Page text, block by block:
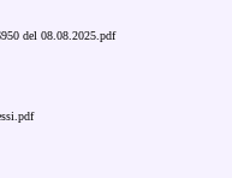
del 08.08.2025.pdf